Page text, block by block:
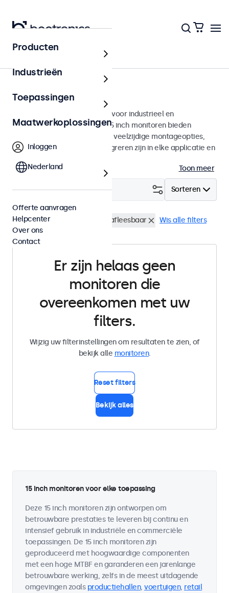
Monitoren
15 inch monitoren
15 inch monitoren ontworpen voor industrieel en
commercieel gebruik. Deze 15 inch monitoren bieden
diverse videoaansluitingen en veelzijdige montageopties,
waarmee ze naadloos te integreren zijn in elke applicatie en
Toon meer
Sorteren
Filter (0)
15 inch monitoren Zonlicht afleesbaar Wis alle filters
Er zijn helaas geen
monitoren die
overeenkomen met uw
filters.
Wijzig uw filterinstellingen om resultaten te zien, of
bekijk alle monitoren.
Reset filters
Bekijk alles
15 inch monitoren voor elke toepassing
Deze 15 inch monitoren zijn ontworpen om
betrouwbare prestaties te leveren bij continu en
intensief gebruik in industriële en commerciële
toepassingen. De 15 inch monitoren zijn
geproduceerd met hoogwaardige componenten
met een hoge MTBF en garanderen een jarenlange
betrouwbare werking, zelfs in de meest uitdagende
omgevingen zoals productiehallen, voertuigen, retail
Producten
Industrieën
Toepassingen
Maatwerkoplossingen
Inloggen
Nederland
Offerte aanvragen
Helpcenter
Over ons
Contact